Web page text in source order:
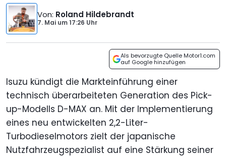
Von: Roland Hildebrandt
7. Mai um17:26 Uhr
Als bevorzugte Quelle Motor1.com
auf Google hinzufügen
Isuzu kündigt die Markteinführung einer
technisch überarbeiteten Generation des Pick-
up-Modells D-MAX an. Mit der Implementierung
eines neu entwickelten 2,2-Liter-
Turbodieselmotors zielt der japanische
Nutzfahrzeugspezialist auf eine Stärkung seiner